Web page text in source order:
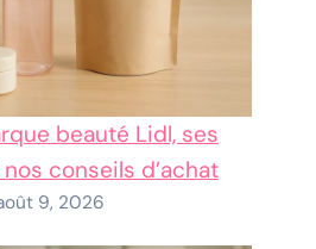
beauté Lidl, ses
conseils d’achat
9, 2026